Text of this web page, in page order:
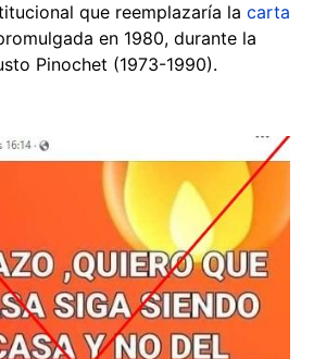
que reemplazaría la carta
en 1980, durante la
Pinochet (1973-1990).